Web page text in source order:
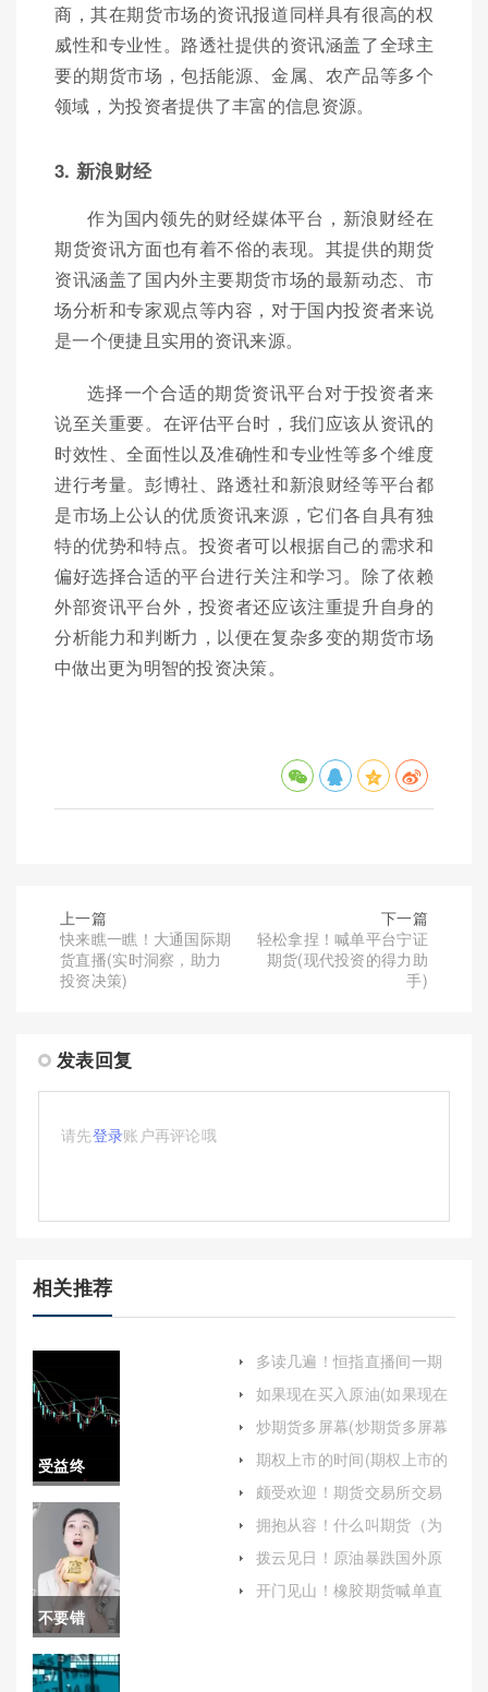
商，其在期货市场的资讯报道同样具有很高的权
威性和专业性。路透社提供的资讯涵盖了全球主
要的期货市场，包括能源、金属、农产品等多个
领域，为投资者提供了丰富的信息资源。
3. 新浪财经
作为国内领先的财经媒体平台，新浪财经在
期货资讯方面也有着不俗的表现。其提供的期货
资讯涵盖了国内外主要期货市场的最新动态、市
场分析和专家观点等内容，对于国内投资者来说
是一个便捷且实用的资讯来源。
选择一个合适的期货资讯平台对于投资者来
说至关重要。在评估平台时，我们应该从资讯的
时效性、全面性以及准确性和专业性等多个维度
进行考量。彭博社、路透社和新浪财经等平台都
是市场上公认的优质资讯来源，它们各自具有独
特的优势和特点。投资者可以根据自己的需求和
偏好选择合适的平台进行关注和学习。除了依赖
外部资讯平台外，投资者还应该注重提升自身的
分析能力和判断力，以便在复杂多变的期货市场
中做出更为明智的投资决策。
上一篇
快来瞧一瞧！大通国际期
货直播(实时洞察，助力
投资决策)
下一篇
轻松拿捏！喊单平台宁证
期货(现代投资的得力助
手)
发表回复
请先登录账户再评论哦
相关推荐
受益终
身！常州
原油期货
开户(深入
了解常州
地区原油
不要错
过！国际
多读几遍！恒指直播间一期
货喊单直播(实时性与互动性)
如果现在买入原油(如果现在
买入原油会怎么样)
炒期货多屏幕(炒期货多屏幕
好还是大屏幕好)
期权上市的时间(期权上市的
时间怎么算)
颇受欢迎！期货交易所交易
的特点(期货交易所交易的特
点是什么)
拥抱从容！什么叫期货（为
投资者提供了丰富的投资机
会）
拨云见日！原油暴跌国外原
因(原油暴跌国外原因是什么)
开门见山！橡胶期货喊单直